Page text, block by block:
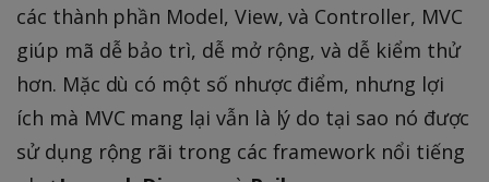
các thành phần Model, View, và Controller, MVC
giúp mã dễ bảo trì, dễ mở rộng, và dễ kiểm thử
hơn. Mặc dù có một số nhược điểm, nhưng lợi
ích mà MVC mang lại vẫn là lý do tại sao nó được
sử dụng rộng rãi trong các framework nổi tiếng